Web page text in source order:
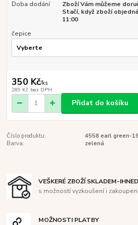
Doba dodání
Zboží Vám můžeme
Stačí, když zboží
11:00
čepice
350 Kč/ks
289 Kč bez DPH
Přidat do košíku
Číslo produktu:
4558 earl green-
Barva:
zelená
VEŠKERÉ ZBOŽÍ SKLADEM-
s možností vyzkoušení i
MOŽNOSTI PLATBY